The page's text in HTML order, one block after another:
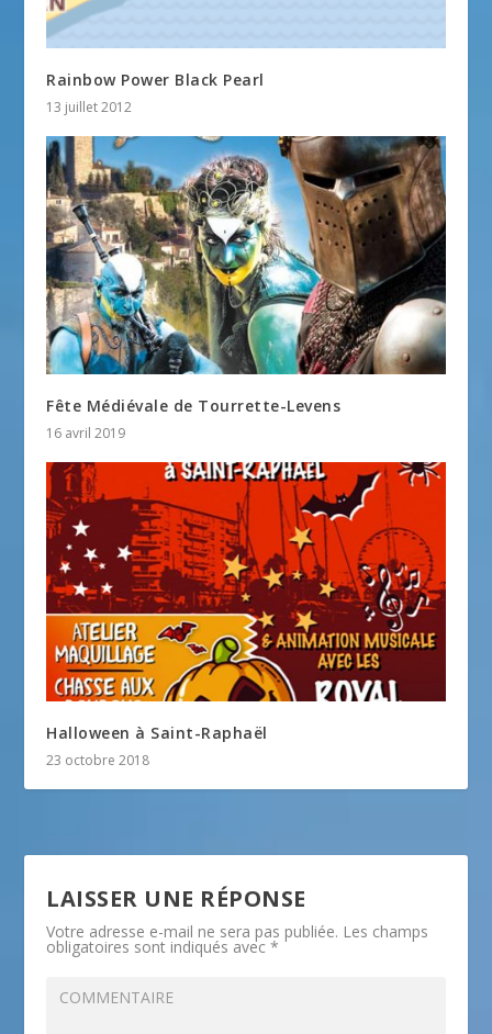
Rainbow Power Black Pearl
13 juillet 2012
Fête Médiévale de Tourrette-Levens
16 avril 2019
Halloween à Saint-Raphaël
23 octobre 2018
LAISSER UNE RÉPONSE
Votre adresse e-mail ne sera pas publiée. Les champs
obligatoires sont indiqués avec*